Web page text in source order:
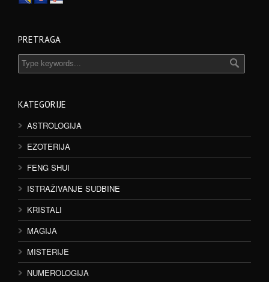
PRETRAGA
KATEGORIJE
ASTROLOGIJA
EZOTERIJA
FENG SHUI
ISTRAŽIVANJE SUDBINE
KRISTALI
MAGIJA
MISTERIJE
NUMEROLOGIJA